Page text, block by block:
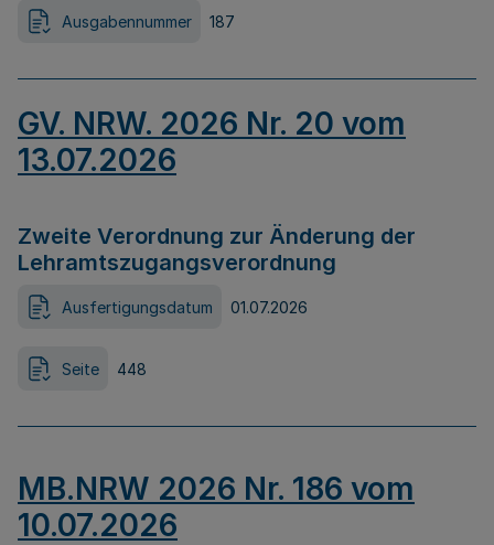
Ausgabennummer 187
GV. NRW. 2026 Nr. 20 vom
13.07.2026
Zweite Verordnung zur Änderung der
Lehramtszugangsverordnung
Ausfertigungsdatum 01.07.2026
Seite 448
MB.NRW 2026 Nr. 186 vom
10.07.2026